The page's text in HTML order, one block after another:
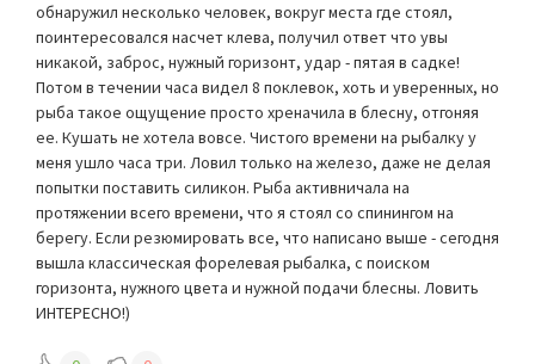
обнаружил несколько человек, вокруг места где стоял,
поинтересовался насчет клева, получил ответ что увы
никакой, заброс, нужный горизонт, удар - пятая в садке!
Потом в течении часа видел 8 поклевок, хоть и уверенных, но
рыба такое ощущение просто хреначила в блесну, отгоняя
ее. Кушать не хотела вовсе. Чистого времени на рыбалку у
меня ушло часа три. Ловил только на железо, даже не делая
попытки поставить силикон. Рыба активничала на
протяжении всего времени, что я стоял со спинингом на
берегу. Если резюмировать все, что написано выше - сегодня
вышла классическая форелевая рыбалка, с поиском
горизонта, нужного цвета и нужной подачи блесны. Ловить
ИНТЕРЕСНО!)